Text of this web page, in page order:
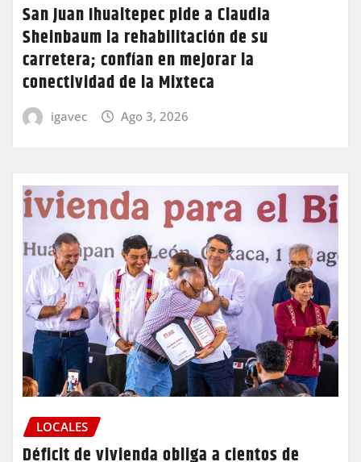
San Juan Ihualtepec pide a Claudia
Sheinbaum la rehabilitación de su
carretera; confían en mejorar la
conectividad de la Mixteca
igavec Ago 3, 2026
LOCALES
Déficit de vivienda obliga a cientos de